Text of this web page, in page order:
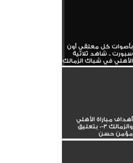
بأصوات كل معلقي أون
سبورت .. شاهد ثلاثية
الأهلي في شباك الزمالك
أهداف مباراة الأهلي
والزمالك 3-0 بتعليق
مؤمن حسن